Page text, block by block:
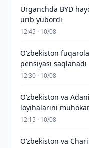
Urganchda BYD
urib yubordi
12:45 · 10/08
O‘zbekiston
pensiyasi saqlanadi
12:30 · 10/08
Oʻzbekiston va
loyihalarini
12:15 · 10/08
Oʻzbekiston va